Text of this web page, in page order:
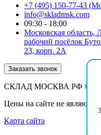
+7 (495) 150-77-43
info@skladmsk.com
09:30 - 18:00
Московская область,
рабочий посёлок
23, корп. 2А
Заказать звонок
СКЛАД МОСКВА РФ ©
Цены на сайте не
Карта сайта